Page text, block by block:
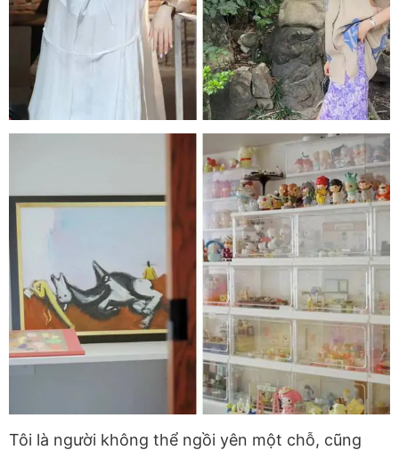
Tôi là người không thể ngồi yên một chỗ, cũng